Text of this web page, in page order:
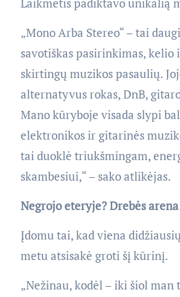
Laikmetis padiktavo unikalią
„Mono Arba Stereo“ – tai
savotiškas pasirinkimas, kelio
skirtingų muzikos pasaulių.
alternatyvus rokas, DnB,
Mano kūryboje visada slypi
elektronikos ir gitarinės
tai duoklė triukšmingam,
skambesiui,“ – sako atlikėjas.
Negrojo eteryje? Drebės
Įdomu tai, kad viena
metu atsisakė groti šį kūrinį.
„Nežinau, kodėl – iki šiol man